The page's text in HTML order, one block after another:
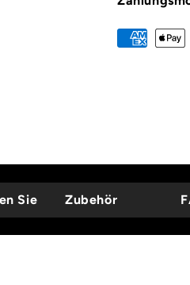
Sie Zubehör